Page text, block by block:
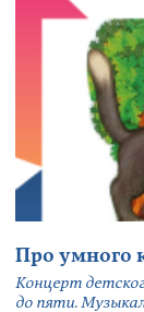
Про умного
Концерт
до пяти.